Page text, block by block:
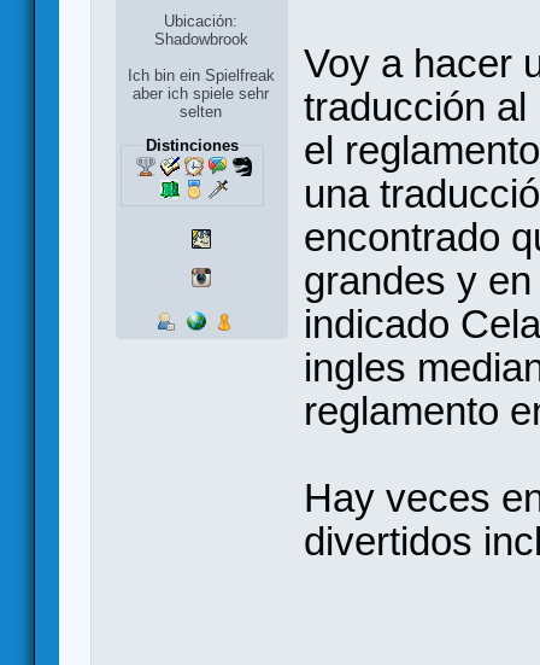
Ubicación:
Shadowbrook
Ich bin ein Spielfreak
aber ich spiele sehr
selten
Distinciones
Voy a hacer
traducción al
el
una
encontrado
grandes y
indicado
ingles
reglamento
Hay veces
divertidos